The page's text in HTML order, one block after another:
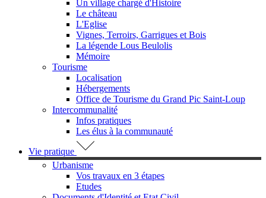
Un village chargé d'Histoire
Le château
L'Eglise
Vignes, Terroirs, Garrigues et Bois
La légende Lous Beulolis
Mémoire
Tourisme
Localisation
Hébergements
Office de Tourisme du Grand Pic Saint-Loup
Intercommunalité
Infos pratiques
Les élus à la communauté
Vie pratique
Urbanisme
Vos travaux en 3 étapes
Etudes